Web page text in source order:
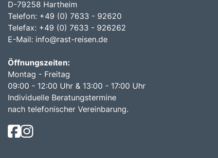
D-79258 Hartheim
Telefon: +49 (0) 7633 - 92620
Telefax: +49 (0) 7633 - 926262
E-Mail: info@rast-reisen.de
Öffnungszeiten:
Montag - Freitag
09:00 - 12:00 Uhr & 13:00 - 17:00 Uhr
Individuelle Beratungstermine
nach telefonischer Vereinbarung.